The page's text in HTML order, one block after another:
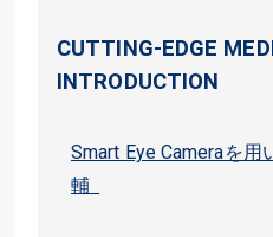
CUTTING-EDGE
INTRODUCTION
Smart Eye Cameraを
輔